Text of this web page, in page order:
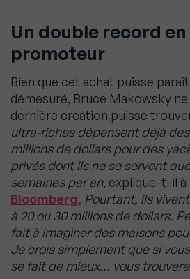
Un double record
promoteur
Bien que cet achat puisse
démesuré, Bruce Makowsky
dernière création puisse
ultra-riches dépensent déjà
millions de dollars pour des
privés dont ils ne se servent
semaines par an, explique-t-il à
Bloomberg. Pourtant, ils
à 20 ou 30 millions de dollars.
fait à imaginer des maisons
Je crois simplement que si
se fait de mieux… vous